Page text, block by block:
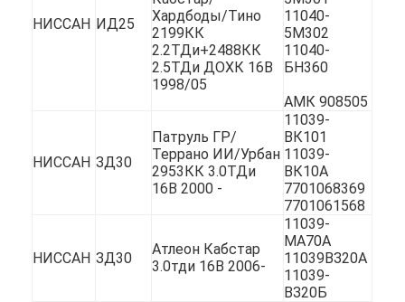
Домой
Экскурсия по заводу
Свяжитесь с нами
НИССАН ИД25
Хардбоды/Тино
2199КК
2.2ТДи+2488КК
2.5ТДи ДОХК 16В
1998/05
11040-
5М302
11040-
БН360
АМК 908505
НИССАН ЗД30
Патруль ГР/
Террано ИИ/Урбан
2953КК 3.0ТДи
16В 2000 -
11039-
ВК101
11039-
ВК10А
7701068369
7701061568
НИССАН ЗД30
Атлеон Кабстар
3.0тди 16В 2006-
11039-
МА70А
11039ВЗ20А
11039-
ВЗ20Б